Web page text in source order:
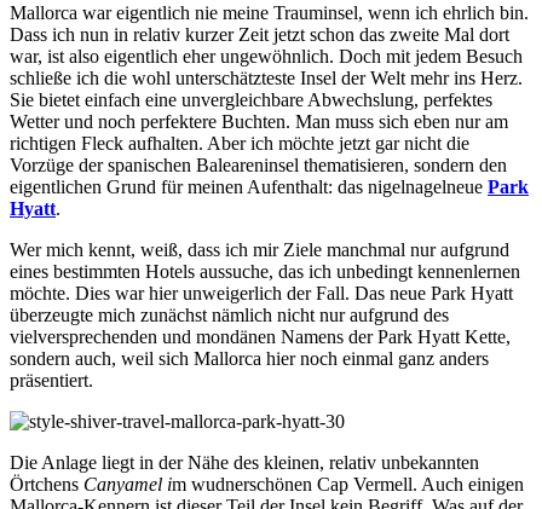
Mallorca war eigentlich nie meine Trauminsel, wenn ich ehrlich bin.
Dass ich nun in relativ kurzer Zeit jetzt schon das zweite Mal dort
war, ist also eigentlich eher ungewöhnlich. Doch mit jedem Besuch
schließe ich die wohl unterschätzteste Insel der Welt mehr ins Herz.
Sie bietet einfach eine unvergleichbare Abwechslung, perfektes
Wetter und noch perfektere Buchten. Man muss sich eben nur am
richtigen Fleck aufhalten. Aber ich möchte jetzt gar nicht die
Vorzüge der spanischen Baleareninsel thematisieren, sondern den
eigentlichen Grund für meinen Aufenthalt: das nigelnagelneue Park
Hyatt.
Wer mich kennt, weiß, dass ich mir Ziele manchmal nur aufgrund
eines bestimmten Hotels aussuche, das ich unbedingt kennenlernen
möchte. Dies war hier unweigerlich der Fall. Das neue Park Hyatt
überzeugte mich zunächst nämlich nicht nur aufgrund des
vielversprechenden und mondänen Namens der Park Hyatt Kette,
sondern auch, weil sich Mallorca hier noch einmal ganz anders
präsentiert.
Die Anlage liegt in der Nähe des kleinen, relativ unbekannten
Örtchens Canyamel im wudnerschönen Cap Vermell. Auch einigen